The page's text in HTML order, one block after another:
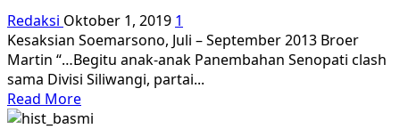
Redaksi Oktober 1, 2019 1
Kesaksian Soemarsono, Juli – September 2013 Broer
Martin “…Begitu anak-anak Panembahan Senopati clash
sama Divisi Siliwangi, partai...
Read MoreRead
more